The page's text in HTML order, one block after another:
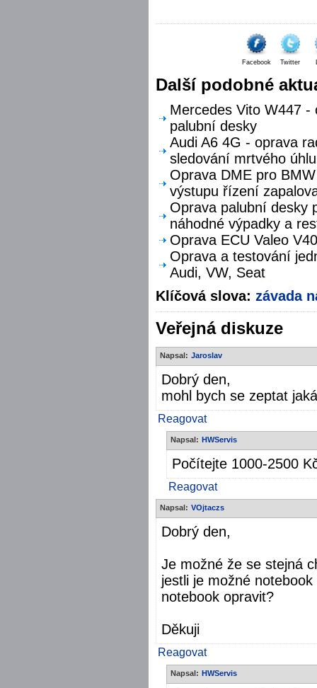
Facebook Twitter
Další podobné
Mercedes Vito W447
palubní desky
Audi A6 4G - oprava
sledování mrtvého úhlu
Oprava DME pro
výstupu řízení
Oprava palubní desky
náhodné výpadky a
Oprava ECU Valeo
Oprava a testování
Audi, VW, Seat
Klíčová slova: závada
Veřejná diskuze
Napsal: Jaroslav
Dobrý den,
mohl bych se zeptat
Reagovat
Napsal: HWServis
Počítejte 1000-2500
Reagovat
Napsal: VOjtaczs
Dobrý den,
Je možné že se stejná
jestli je možné
notebook opravit?
Děkuji
Reagovat
Napsal: HWServis